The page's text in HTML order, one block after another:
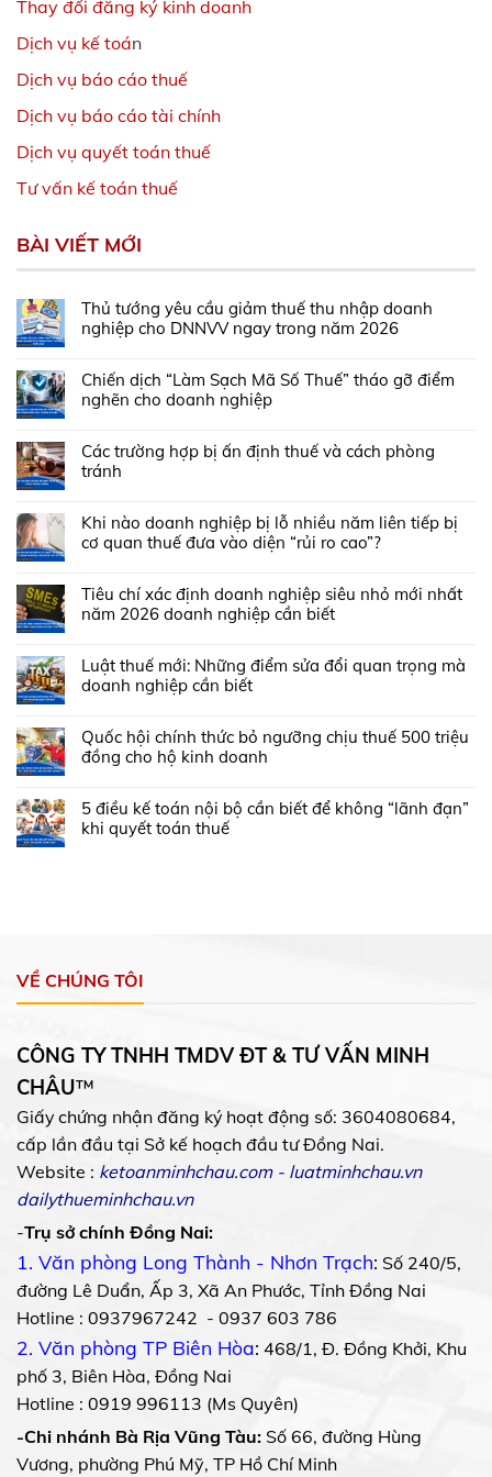
Thay đổi đăng ký kinh doanh
Dịch vụ kế toán
Dịch vụ báo cáo thuế
Dịch vụ báo cáo tài chính
Dịch vụ quyết toán thuế
Tư vấn kế toán thuế
BÀI VIẾT MỚI
Thủ tướng yêu cầu giảm thuế thu nhập doanh
nghiệp cho DNNVV ngay trong năm 2026
Chiến dịch “Làm Sạch Mã Số Thuế” tháo gỡ điểm
nghẽn cho doanh nghiệp
Các trường hợp bị ấn định thuế và cách phòng
tránh
Khi nào doanh nghiệp bị lỗ nhiều năm liên tiếp bị
cơ quan thuế đưa vào diện “rủi ro cao”?
Tiêu chí xác định doanh nghiệp siêu nhỏ mới nhất
năm 2026 doanh nghiệp cần biết
Luật thuế mới: Những điểm sửa đổi quan trọng mà
doanh nghiệp cần biết
Quốc hội chính thức bỏ ngưỡng chịu thuế 500 triệu
đồng cho hộ kinh doanh
5 điều kế toán nội bộ cần biết để không “lãnh đạn”
khi quyết toán thuế
VỀ CHÚNG TÔI
CÔNG TY TNHH TMDV ĐT & TƯ VẤN MINH
CHÂU™
Giấy chứng nhận đăng ký hoạt động số: 3604080684,
cấp lần đầu tại Sở kế hoạch đầu tư Đồng Nai.
Website : ketoanminhchau.com- luatminhchau.vn
dailythueminhchau.vn
-Trụ sở chính Đồng Nai:
1. Văn phòng Long Thành - Nhơn Trạch: Số 240/5,
đường Lê Duẩn, Ấp 3, Xã An Phước, Tỉnh Đồng Nai
Hotline : 0937967242 - 0937 603 786
2. Văn phòng TP Biên Hòa: 468/1, Đ. Đồng Khởi, Khu
phố 3, Biên Hòa, Đồng Nai
Hotline : 0919 996113 (Ms Quyên)
-Chi nhánh Bà Rịa Vũng Tàu: Số 66, đường Hùng
Vương, phường Phú Mỹ, TP Hồ Chí Minh